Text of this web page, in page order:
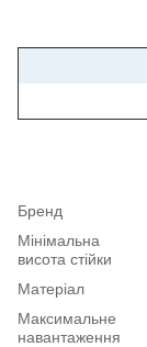
Бренд
Мінімальна
висота стійки
Матеріал
Максимальне
навантаження